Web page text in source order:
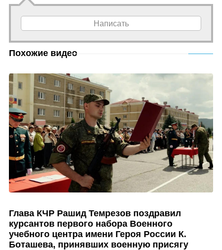
Написать
Похожие видео
Глава КЧР Рашид Темрезов поздравил
курсантов первого набора Военного
учебного центра имени Героя России К.
Боташева, принявших военную присягу